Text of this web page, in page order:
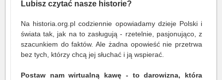
Lubisz czytać nasze historie?
Na historia.org.pl codziennie opowiadamy dzieje Polski i
świata tak, jak na to zasługują - rzetelnie, pasjonująco, z
szacunkiem do faktów. Ale żadna opowieść nie przetrwa
bez tych, którzy chcą jej słuchać i ją wspierać.
Postaw nam wirtualną kawę - to darowizna, która